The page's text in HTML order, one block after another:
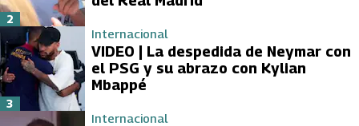
2
Internacional
VIDEO | La despedida de Neymar con
el PSG y su abrazo con Kylian
Mbappé
3
Internacional